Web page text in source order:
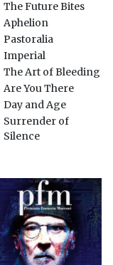
The Future Bites
Aphelion
Pastoralia
Imperial
The Art of Bleeding
Are You There
Day and Age
Surrender of
Silence